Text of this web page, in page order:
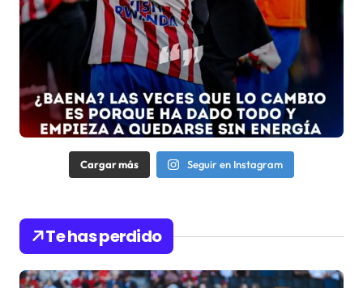
Cargar más Seguir en Instagram
Te has perdido